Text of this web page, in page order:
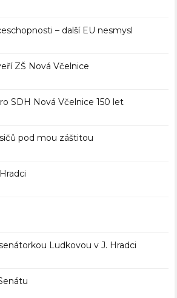
– další EU nesmysl
ZŠ Nová Včelnice
SDH Nová Včelnice 150 let
pod mou záštitou
Ludkovou v J. Hradci